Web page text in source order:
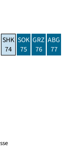
SHK
74
SOK
75
GRZ
76
ABG
77